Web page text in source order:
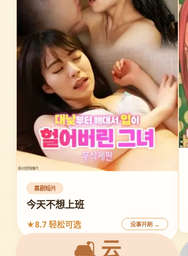
喜剧短片
今天不想上班
★8.7 轻松可选 没事开刷 →
🛋️ 云